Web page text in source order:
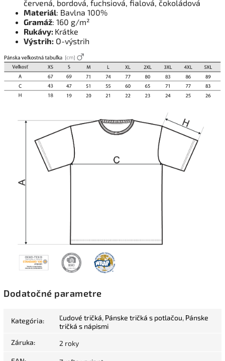
červená, bordová, fuchsiová, fialová, čokoládová
Materiál: Bavlna 100%
Gramáž: 160 g/m²
Rukávy: Krátke
Výstrih: O-výstrih
Dodatočné parametre
Kategória: Ľudové tričká, Pánske tričká s potlačou, Pánske
tričká s nápismi
Záruka: 2 roky